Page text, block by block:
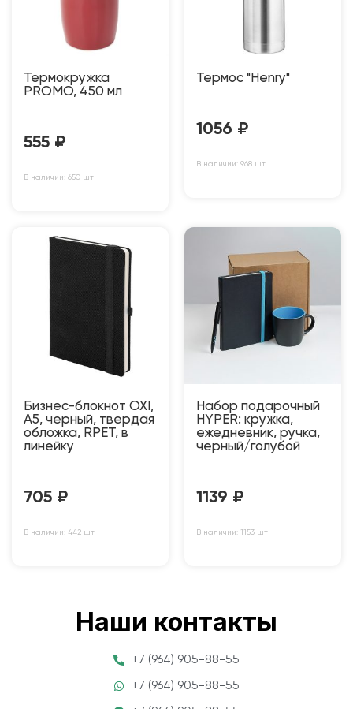
Термокружка
PROMO, 450 мл
555 ₽
В наличии: 650 шт
Термос "Henry"
1056 ₽
В наличии: 968 шт
Бизнес-блокнот OXI,
A5, черный, твердая
обложка, RPET, в
линейку
705 ₽
В наличии: 442 шт
Набор подарочный
HYPER: кружка,
ежедневник, ручка,
черный/голубой
1139 ₽
В наличии: 1153 шт
Наши контакты
+7 (964) 905-88-55
+7 (964) 905-88-55